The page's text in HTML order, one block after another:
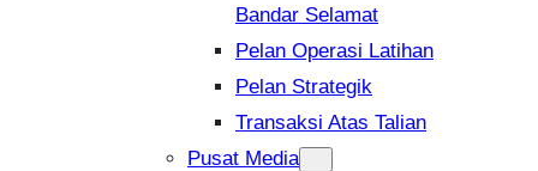
Bandar Selamat
Pelan Operasi Latihan
Pelan Strategik
Transaksi Atas Talian
Pusat Media